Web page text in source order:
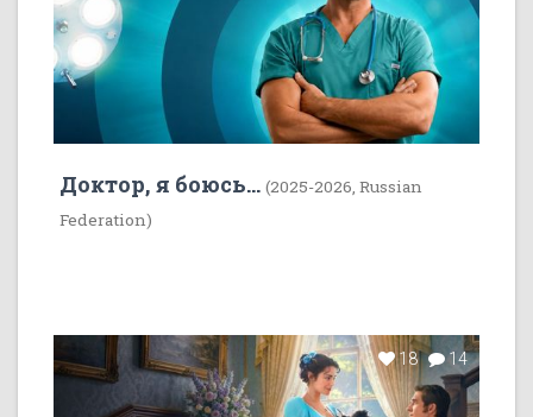
Доктор, я боюсь... (2025-2026, Russian
Federation)
18 14